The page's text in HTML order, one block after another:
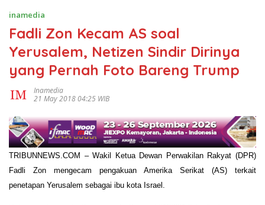
inamedia
Fadli Zon Kecam AS soal
Yerusalem, Netizen Sindir Dirinya
yang Pernah Foto Bareng Trump
Inamedia
21 May 2018 04:25 WIB
TRIBUNNEWS.COM – Wakil Ketua Dewan Perwakilan Rakyat (DPR)
Fadli Zon mengecam pengakuan Amerika Serikat (AS) terkait
penetapan Yerusalem sebagai ibu kota Israel.